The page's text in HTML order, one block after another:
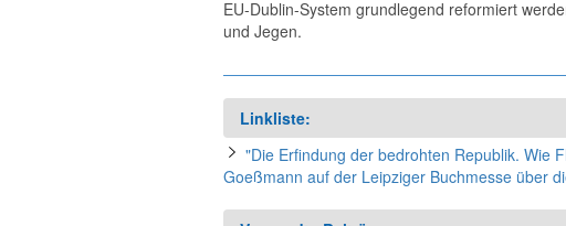
EU-Dublin-System grundlegend reformiert
und Jegen.
Linkliste:
"Die Erfindung der bedrohten Republik. Wie
Goeßmann auf der Leipziger Buchmesse über